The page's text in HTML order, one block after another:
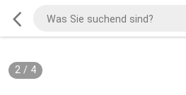
2/ 4